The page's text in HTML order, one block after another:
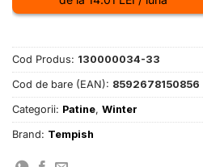
Cod Produs: 130000034-33
Cod de bare (EAN): 8592678150856
Categorii: Patine, Winter
Brand: Tempish